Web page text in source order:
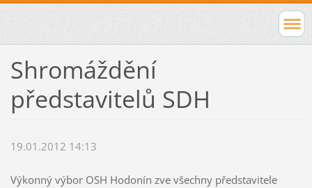
Shromáždění
představitelů SDH
19.01.2012 14:13
Výkonný výbor OSH Hodonín zve všechny představitele